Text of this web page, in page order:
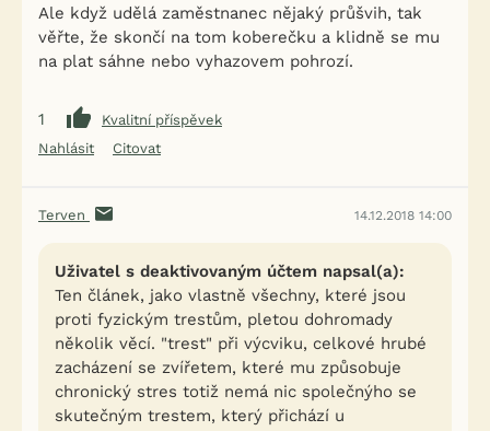
Ale když udělá zaměstnanec nějaký průšvih, tak
věřte, že skončí na tom koberečku a klidně se mu
na plat sáhne nebo vyhazovem pohrozí.
1
Kvalitní příspěvek
Nahlásit
Citovat
Terven 14.12.2018 14:00
Uživatel s deaktivovaným účtem napsal(a):
Ten článek, jako vlastně všechny, které jsou
proti fyzickým trestům, pletou dohromady
několik věcí. "trest" při výcviku, celkové hrubé
zacházení se zvířetem, které mu způsobuje
chronický stres totiž nemá nic společnýho se
skutečným trestem, který přichází u